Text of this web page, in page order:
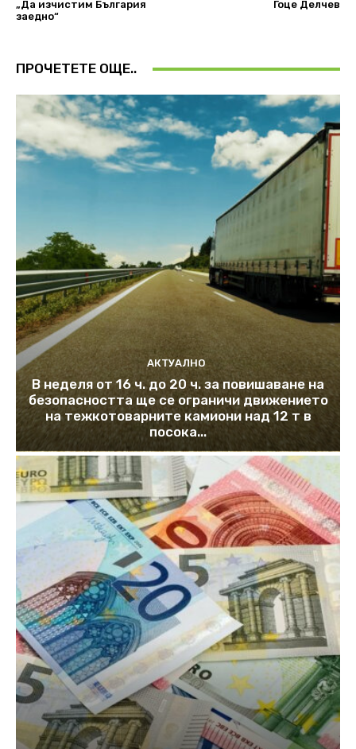
„Да изчистим България
заедно“
Гоце Делчев
ПРОЧЕТЕТЕ ОЩЕ..
АКТУАЛНО
В неделя от 16 ч. до 20 ч. за повишаване на
безопасността ще се ограничи движението
на тежкотоварните камиони над 12 т в
посока...